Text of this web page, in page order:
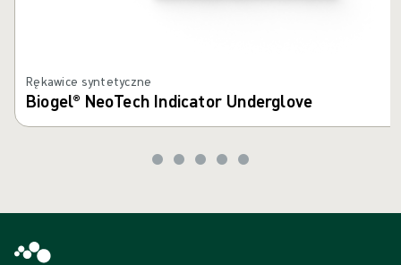
Rękawice syntetyczne
Biogel® NeoTech Indicator Underglove